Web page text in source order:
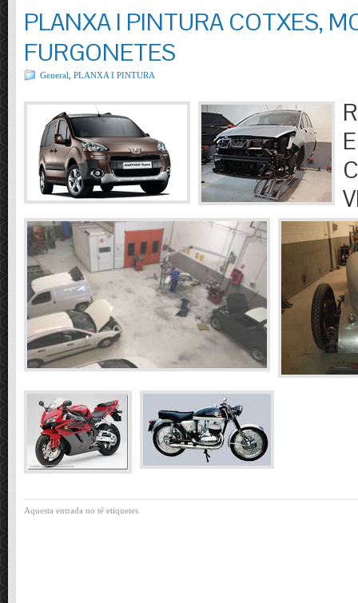
PLANXA I PINTURA COTXES,
FURGONETES
General PLANXA I PINTURA
Aquesta entrada no té etiquetes